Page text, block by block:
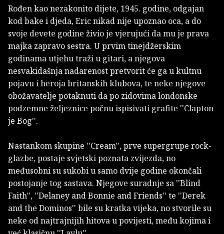
Rođen kao nezakonito dijete, 1945. godine, odgajan
kod bake i djeda, Eric nikad nije upoznao oca, a do
svoje devete godine živio je vjerujući da mu je prava
majka zapravo sestra. U prvim tinejdžerskim
godinama utjehu traži u gitari, a njegova
nesvakidašnja nadarenost pretvorit će ga u kultnu
pojavu i heroja britanskih klubova, te neke njegove
obožavatelje potaknuti da po zidovima londonske
podzemne željeznice počnu ispisivati grafite ''Clapton
je Bog''.
Nastankom skupine ''Cream'', prve supergrupe rock-
glazbe, postaje svjetski poznata zvijezda, no
međusobni su sukobi u samo dvije godine okončali
postojanje tog sastava. Njegove suradnje sa ''Blind
Faith'', ''Delaney and Bonnie and Friends'' te ''Derek
and the Dominos'' bile su kratka vijeka, no stvorile su
neke od najtrajnijih hitova u povijesti, među kojima i